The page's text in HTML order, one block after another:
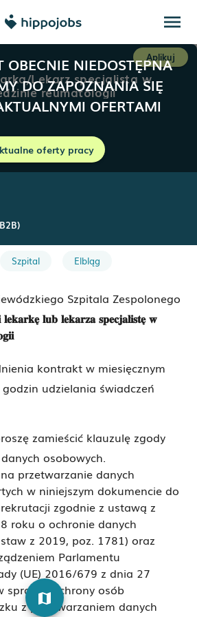
menu
OBECNIE NIEDOSTĘPNA
DO ZAPOZNANIA SIĘ
OFERTAMI
oferty pracy
Aplikuj
Lekarz specjalista w
reumatologii
w Elblągu
Szpital Elbląg
Szpitala Zespolonego
𝐥𝐮𝐛 𝐥𝐞𝐤𝐚𝐫𝐳𝐚 𝐬𝐩𝐞𝐜𝐣𝐚𝐥𝐢𝐬𝐭𝐞̨ 𝐰
kontrakt w miesięcznym
udzielania świadczeń
zamieścić klauzulę zgody
osobowych.
przetwarzanie danych
w niniejszym dokumencie do
zgodnie z ustawą z
roku o ochronie danych
z 2019, poz. 1781) oraz
Parlamentu
(UE) 2016/679 z dnia 27
sprawie ochrony osób
z przetwarzaniem danych
map